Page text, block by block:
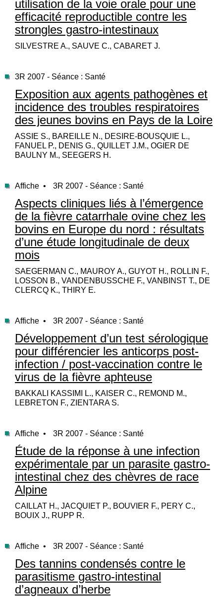
utilisation de la voie orale pour une
efficacité reproductible contre les
strongles gastro-intestinaux
SILVESTRE A., SAUVE C., CABARET J.
3R 2007 - Séance : Santé
Exposition aux agents pathogènes et
incidence des troubles respiratoires
des jeunes bovins en Pays de la Loire
ASSIE S., BAREILLE N., DESIRE-BOUSQUIE L.,
FANUEL P., DENIS G., QUILLET J.M., OGIER DE
BAULNY M., SEEGERS H.
Affiche • 3R 2007 - Séance : Santé
Aspects cliniques liés à l’émergence
de la fièvre catarrhale ovine chez les
bovins en Europe du nord : résultats
d’une étude longitudinale de deux
mois
SAEGERMAN C., MAUROY A., GUYOT H., ROLLIN F.,
LOSSON B., VANDENBUSSCHE F., VANBINST T., DE
CLERCQ K., THIRY E.
Affiche • 3R 2007 - Séance : Santé
Développement d’un test sérologique
pour différencier les anticorps post-
infection / post-vaccination contre le
virus de la fièvre aphteuse
BAKKALI KASSIMI L., KAISER C., REMOND M.,
LEBRETON F., ZIENTARA S.
Affiche • 3R 2007 - Séance : Santé
Étude de la réponse à une infection
expérimentale par un parasite gastro-
intestinal chez des chèvres de race
Alpine
CAILLAT H., JACQUIET P., BOUVIER F., PERY C.,
BOUIX J., RUPP R.
Affiche • 3R 2007 - Séance : Santé
Des tannins condensés contre le
parasitisme gastro-intestinal
d’agneaux d’herbe